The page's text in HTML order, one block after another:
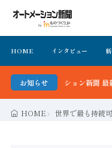
HOME インタビュー
お知らせ
オートメーション新聞 最新号
HOME 世界で最も持続